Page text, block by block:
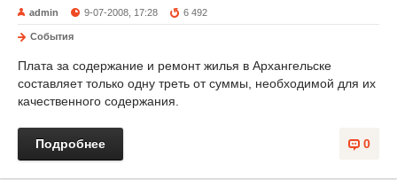
admin 9-07-2008, 17:28 6 492
События
Плата за содержание и ремонт жилья в Архангельске
составляет только одну треть от суммы, необходимой для их
качественного содержания.
0
Подробнее